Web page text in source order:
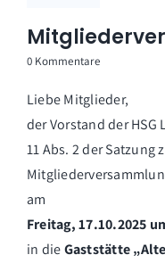
0 Kommentare
Liebe Mitglieder,
der Vorstand der HSG
11 Abs. 2 der Satzung
am
Freitag, 17.10.2025
in dieGaststätte